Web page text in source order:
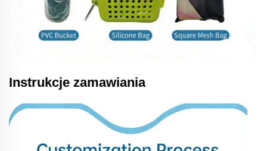
Instrukcje zamawiania